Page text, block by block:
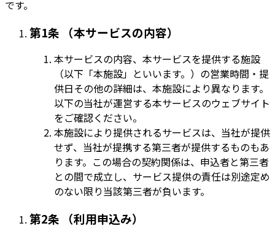
です。
第1条 （本サービスの内容）
本サービスの内容、本サービスを提供する施設
（以下「本施設」といいます。）の営業時間・提
供日その他の詳細は、本施設により異なります。
以下の当社が運営する本サービスのウェブサイト
をご確認ください。
本施設により提供されるサービスは、当社が提供
せず、当社が提携する第三者が提供するものもあ
ります。この場合の契約関係は、申込者と第三者
との間で成立し、サービス提供の責任は別途定め
のない限り当該第三者が負います。
第2条 （利用申込み）